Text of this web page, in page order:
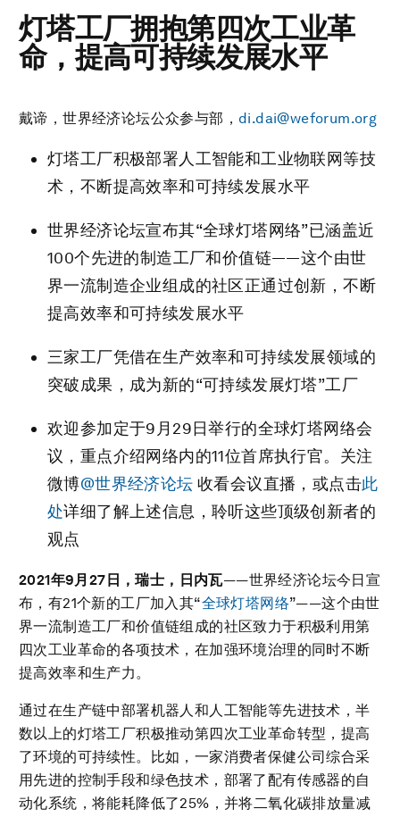
灯塔工厂拥抱第四次工业革
命，提高可持续发展水平
戴谛，世界经济论坛公众参与部， di.dai@weforum.org
灯塔工厂积极部署人工智能和工业物联网等技
术，不断提高效率和可持续发展水平
世界经济论坛宣布其“全球灯塔网络”已涵盖近
100个先进的制造工厂和价值链——这个由世
界一流制造企业组成的社区正通过创新，不断
提高效率和可持续发展水平
三家工厂凭借在生产效率和可持续发展领域的
突破成果，成为新的“可持续发展灯塔”工厂
欢迎参加定于9月29日举行的全球灯塔网络会
议，重点介绍网络内的11位首席执行官。关注
微博@世界经济论坛 收看会议直播，或点击此
处详细了解上述信息，聆听这些顶级创新者的
观点
2021年9月27日，瑞士，日内瓦——世界经济论坛今日宣
布，有21个新的工厂加入其“全球灯塔网络”——这个由世
界一流制造工厂和价值链组成的社区致力于积极利用第
四次工业革命的各项技术，在加强环境治理的同时不断
提高效率和生产力。
通过在生产链中部署机器人和人工智能等先进技术，半
数以上的灯塔工厂积极推动第四次工业革命转型，提高
了环境的可持续性。比如，一家消费者保健公司综合采
用先进的控制手段和绿色技术，部署了配有传感器的自
动化系统，将能耗降低了25%，并将二氧化碳排放量减